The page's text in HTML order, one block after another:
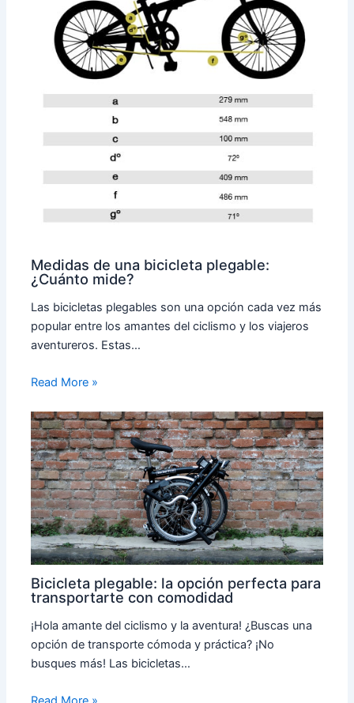
Medidas de una bicicleta plegable:
¿Cuánto mide?
Las bicicletas plegables son una opción cada vez más
popular entre los amantes del ciclismo y los viajeros
aventureros. Estas…
Read More »
Bicicleta plegable: la opción perfecta para
transportarte con comodidad
¡Hola amante del ciclismo y la aventura! ¿Buscas una
opción de transporte cómoda y práctica? ¡No
busques más! Las bicicletas…